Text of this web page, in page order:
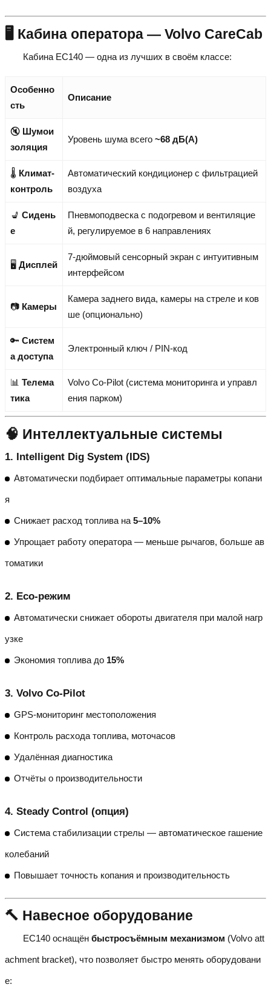
🖥️ Кабина оператора — Volvo CareCab
Кабина EC140 — одна из лучших в своём классе:
Особенно
сть
Описание
🔇 Шумои
золяция
Уровень шума всего ~68 дБ(A)
🌡️ Климат-
контроль
Автоматический кондиционер с фильтрацией
воздуха
💺 Сидень
е
Пневмоподвеска с подогревом и вентиляцие
й, регулируемое в 6 направлениях
🖥️ Дисплей
7-дюймовый сенсорный экран с интуитивным
интерфейсом
📷 Камеры
Камера заднего вида, камеры на стреле и ков
ше (опционально)
🔑 Систем
а доступа
Электронный ключ / PIN-код
📊 Телема
тика
Volvo Co-Pilot (система мониторинга и управл
ения парком)
🧠 Интеллектуальные системы
1. Intelligent Dig System (IDS)
Автоматически подбирает оптимальные параметры копани
я
Снижает расход топлива на 5–10%
Упрощает работу оператора — меньше рычагов, больше ав
томатики
2. Eco-режим
Автоматически снижает обороты двигателя при малой нагр
узке
Экономия топлива до 15%
3. Volvo Co-Pilot
GPS-мониторинг местоположения
Контроль расхода топлива, моточасов
Удалённая диагностика
Отчёты о производительности
4. Steady Control (опция)
Система стабилизации стрелы — автоматическое гашение
колебаний
Повышает точность копания и производительность
🔨 Навесное оборудование
EC140 оснащён быстросъёмным механизмом (Volvo att
achment bracket), что позволяет быстро менять оборудовани
е: